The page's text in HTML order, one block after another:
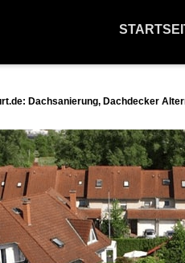
Dachsanierung, Dachdecker